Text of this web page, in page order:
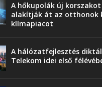
A hőkupolák új
alakítják át az otthonok
klímapiacot
A hálózatfejlesztés
Telekom idei első